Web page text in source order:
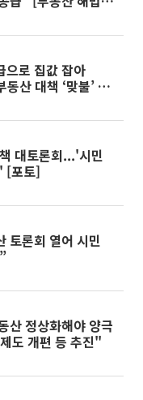
으로 집값 잡아
산 대책 ‘맞불’ 토
대토론회...'시민
[포토]
토론회 열어 시민
산 정상화해야 양극
도 개편 등 추진"